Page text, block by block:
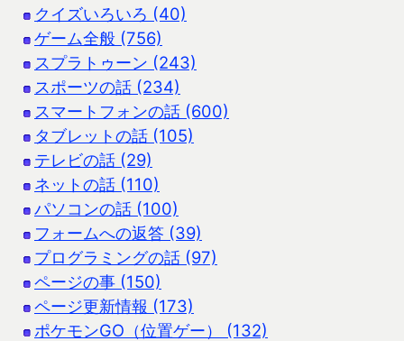
クイズいろいろ (40)
ゲーム全般 (756)
スプラトゥーン (243)
スポーツの話 (234)
スマートフォンの話 (600)
タブレットの話 (105)
テレビの話 (29)
ネットの話 (110)
パソコンの話 (100)
フォームへの返答 (39)
プログラミングの話 (97)
ページの事 (150)
ページ更新情報 (173)
ポケモンGO（位置ゲー） (132)